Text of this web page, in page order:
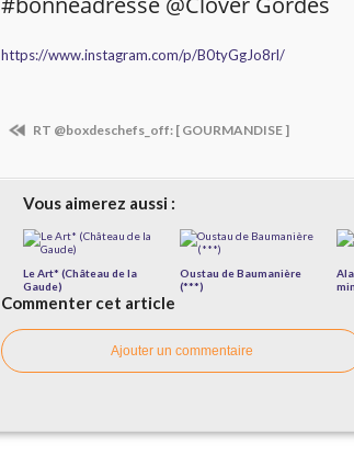
https://www.instagram.com/p/B0tyGgJo8rl/
RT @boxdeschefs_off: [ GOURMANDISE ]
Vous aimerez aussi :
Le Art* (Château de la
Gaude)
Oustau de Baumanière
(***)
Commenter cet article
Ajouter un commentaire